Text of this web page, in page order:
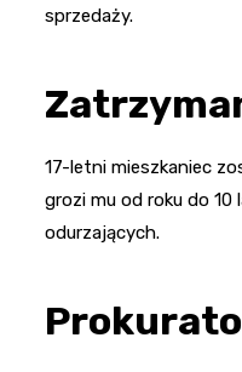
sprzedaży.
17-letni mieszkaniec
grozi mu od roku do
odurzających.